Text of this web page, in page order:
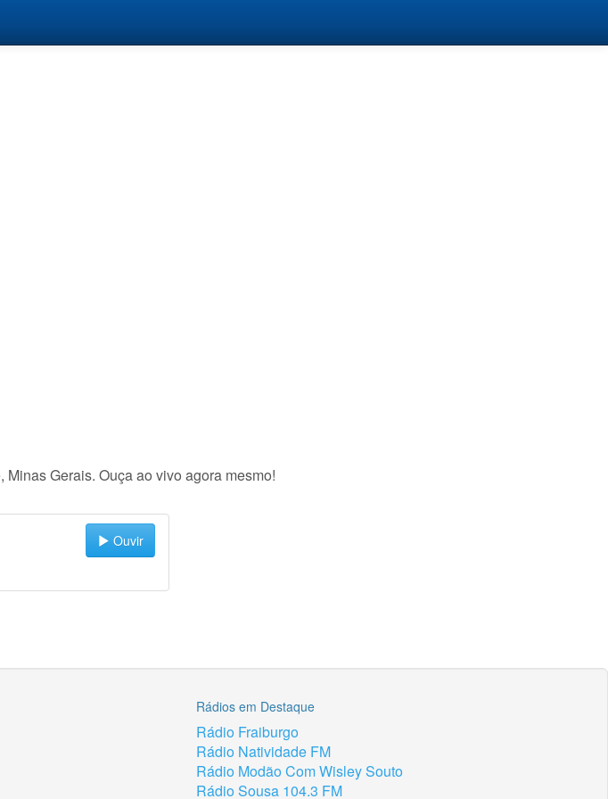
Gerais. Ouça ao vivo agora mesmo!
Ouvir
Rádios em Destaque
Rádio Fraiburgo
Rádio Natividade FM
Rádio Modão Com Wisley Souto
Rádio Sousa 104.3 FM